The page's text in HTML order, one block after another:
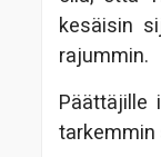
kesäisin
rajummin.
Päättäjille
tarkemmin